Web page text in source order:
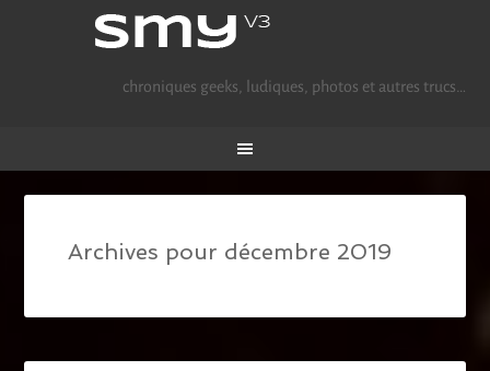
chroniques geeks, ludiques, photos et autres trucs…
Archives pour décembre 2019